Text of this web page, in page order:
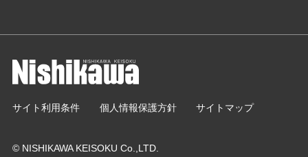
© NISHIKAWA KEISOKU Co.,LTD.
サイト利用条件 個人情報保護方針 サイトマップ